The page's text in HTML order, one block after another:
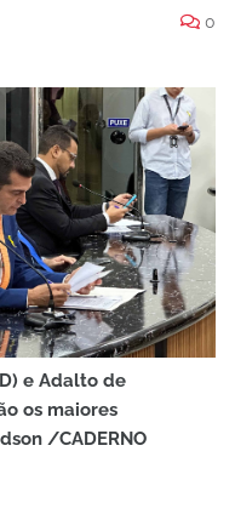
0
e Adalto de
os maiores
/CADERNO